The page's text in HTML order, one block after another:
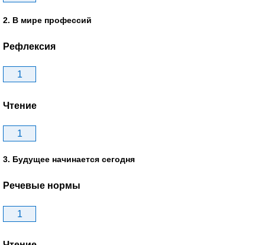
2. В мире профессий
Рефлексия
1
Чтение
1
3. Будущее начинается сегодня
Речевые нормы
1